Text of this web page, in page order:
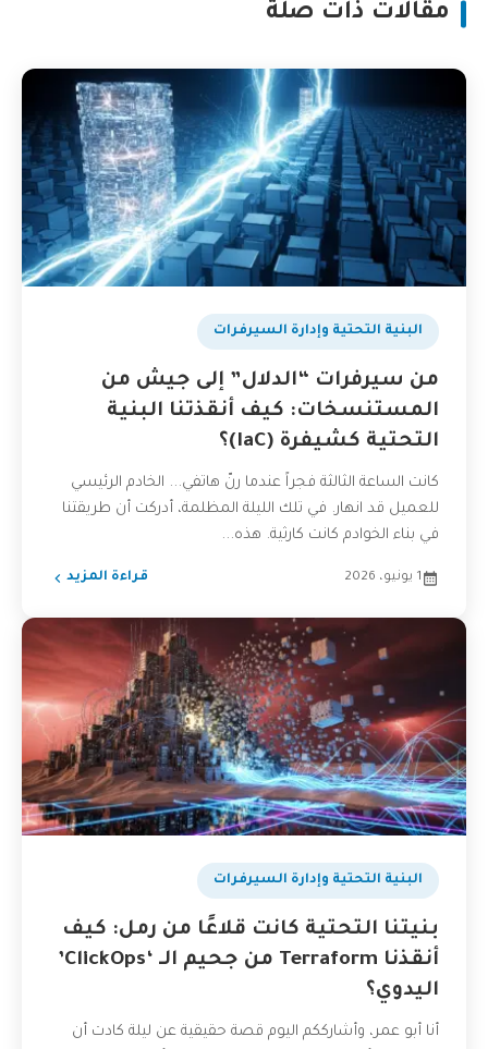
مقالات ذات صلة
البنية التحتية وإدارة السيرفرات
من سيرفرات “الدلال” إلى جيش من
المستنسخات: كيف أنقذتنا البنية
التحتية كشيفرة (IaC)؟
كانت الساعة الثالثة فجراً عندما رنّ هاتفي... الخادم الرئيسي
للعميل قد انهار. في تلك الليلة المظلمة، أدركت أن طريقتنا
في بناء الخوادم كانت كارثية. هذه...
1 يونيو، 2026 قراءة المزيد
البنية التحتية وإدارة السيرفرات
بنيتنا التحتية كانت قلاعًا من رمل: كيف
أنقذنا Terraform من جحيم الـ ‘ClickOps’
اليدوي؟
أنا أبو عمر، وأشارككم اليوم قصة حقيقية عن ليلة كادت أن